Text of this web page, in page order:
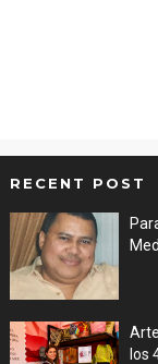
RECENT POST
los